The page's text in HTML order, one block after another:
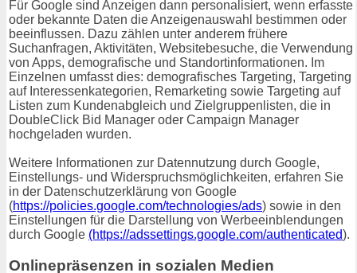
Für Google sind Anzeigen dann personalisiert, wenn erfasste
oder bekannte Daten die Anzeigenauswahl bestimmen oder
beeinflussen. Dazu zählen unter anderem frühere
Suchanfragen, Aktivitäten, Websitebesuche, die Verwendung
von Apps, demografische und Standortinformationen. Im
Einzelnen umfasst dies: demografisches Targeting, Targeting
auf Interessenkategorien, Remarketing sowie Targeting auf
Listen zum Kundenabgleich und Zielgruppenlisten, die in
DoubleClick Bid Manager oder Campaign Manager
hochgeladen wurden.
Weitere Informationen zur Datennutzung durch Google,
Einstellungs- und Widerspruchsmöglichkeiten, erfahren Sie
in der Datenschutzerklärung von Google
(https://policies.google.com/technologies/ads) sowie in den
Einstellungen für die Darstellung von Werbeeinblendungen
durch Google (https://adssettings.google.com/authenticated).
Onlinepräsenzen in sozialen Medien